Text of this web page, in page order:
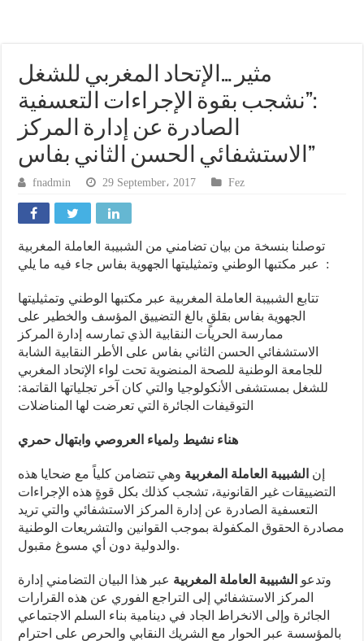
مثير …الإتحاد المغربي للشغل
:”نشجب بقوة الإجراءات التعسفية
الصادرة عن إدارة المركز
الاستشفائي الحسن الثاني بفاس”
fnadmin 29 September، 2017 Fez
توصلنا بنسخة من بيان تضامني من الشبيبة العاملة المغربية
عبر مكتبها الوطني وتمثيليتها الجهوية بفاس جاء فيه ما يلي :
تتابع الشبيبة العاملة المغربية عبر مكتبها الوطني وتمثيليتها
الجهوية بفاس بقلقٍ بالغ التضييق المؤسف والخطير على
ممارسة الحريات النقابية الذي تمارسه إدارة المركز
الاستشفائي الحسن الثاني بفاس على الأطر النقابية الشابة
للجامعة الوطنية للصحة المنضوية تحت لواء الإتحاد المغربي
للشغل بمستشفى الأنكولوجيا والتي كان آخر تجلياتها القاتمة:
التوقيفات الجائرة التي تعرضت لها المناضلات
هناء نشيط ولمياء العروصي وابتهال حمري
إن الشبيبة العاملة المغربية وهي تتضامن كلياً مع ضحايا هذه
التضييقات غير القانونية، تشجب كذلك بكل قوةٍ هذه الإجراءات
التعسفية الصادرة عن إدارة المركز الاستشفائي والتي تريد
مصادرة الحقوق المكفولة بموجب القوانين والتشريعات الوطنية
والدولية دون أي مسوغ مقبول.
وتدعو الشبيبة العاملة المغربية عبر هذا البيان التضامني إدارة
المركز الاستشفائي إلى التراجع الفوري عن هذه القرارات
الجائرة وإلى الانخراط الجاد في دينامية بناء السلم الاجتماعي
بالمؤسسة عبر الحوار مع الشريك النقابي والحرص على احترام